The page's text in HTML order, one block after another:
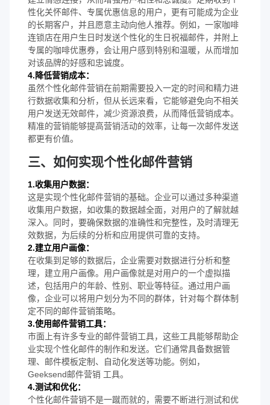
性化关怀邮件、专属优惠信息的用户，更有可能成为企业
的长期客户，并且愿意主动向他人推荐。例如，一家咖啡
连锁店在用户生日时发送个性化的生日祝福邮件，并附上
专属的咖啡优惠券，会让用户感到特别和温暖，从而增加
对该品牌的好感和忠诚度。
4.降低营销成本：
虽然个性化邮件营销在前期需要投入一定的时间和精力进
行数据收集和分析，但从长远来看，它能够避免向不相关
用户发送无效邮件，减少资源浪费，从而降低营销成本。
精准的营销能够提高营销活动的效率，让每一次邮件发送
都更有价值。
三、如何实现个性化邮件营销
1.收集用户数据：
这是实现个性化邮件营销的基础。企业可以通过多种渠道
收集用户数据，如收集的数据越全面，对用户的了解就越
深入。同时，要确保数据的准确性和完整性，及时清理无
效数据，为后续的分析和应用提供可靠的支持。
2.建立用户画像：
在收集到足够的数据后，企业需要对数据进行分析和整
理，建立用户画像。用户画像就是对用户的一个虚拟描
述，包括用户的年龄、性别、职业等特征。通过用户画
像，企业可以将用户划分为不同的群体，针对每个群体制
定不同的邮件营销策略。
3.使用邮件营销工具：
市面上有许多专业的邮件营销工具，这些工具能够帮助企
业实现个性化邮件的制作和发送。它们通常具备数据管
理、邮件模板定制、自动化发送等功能。例如，
Geeksend邮件营销 工具。
4.测试和优化：
个性化邮件营销不是一蹴而就的，需要不断进行测试和优